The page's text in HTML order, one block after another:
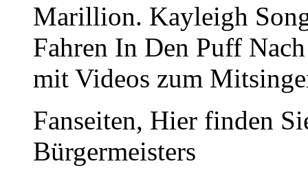
Marillion. Kayleigh
Fahren In Den Puff
mit Videos zum
Fanseiten, Hier finden
Bürgermeisters